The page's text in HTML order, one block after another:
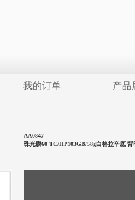
我的订单 产品
AA0847
珠光膜60 TC/HP103GB/58g白格拉辛底 背